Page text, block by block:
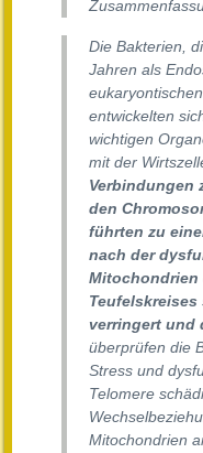
Die Bakterien,
Jahren als
entwickelten
wichtigen
mit der
Verbindungen
den
führten zu
nach der
Mitochondrien
verringert und
überprüfen die
Stress und
Telomere
Mitochondrien